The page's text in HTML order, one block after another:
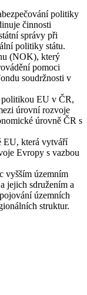
politiky
činnosti
správy při
politiky státu.
(NOK), který
pomoci
soudržnosti v
politikou EU v ČR,
úrovní rozvoje
úrovně ČR s
EU, která vytváří
Evropy s vazbou
vyšším územním
jejich sdružením a
územních
struktur.